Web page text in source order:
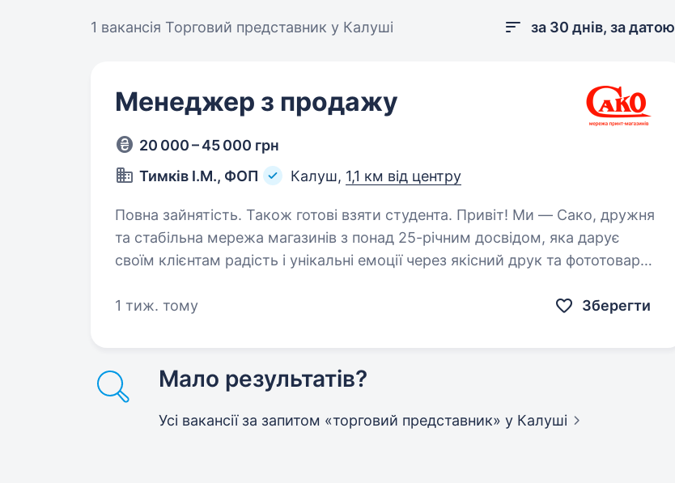
1 вакансія Торговий представник у Калуші за 30 днів, за датою
Менеджер з продажу
20 000 – 45 000 грн
Тимків І.М., ФОП
Калуш, 1,1 км від центру
Повна зайнятість. Також готові взяти студента. Привіт! Ми — Сако, дружня
та стабільна мережа магазинів з понад 25-річним досвідом, яка дарує
своїм клієнтам радість і унікальні емоції через якісний друк та фототовари.
1 тиж. тому
Зберегти
Мало результатів?
Усі вакансії за запитом «торговий представник» у Калуші